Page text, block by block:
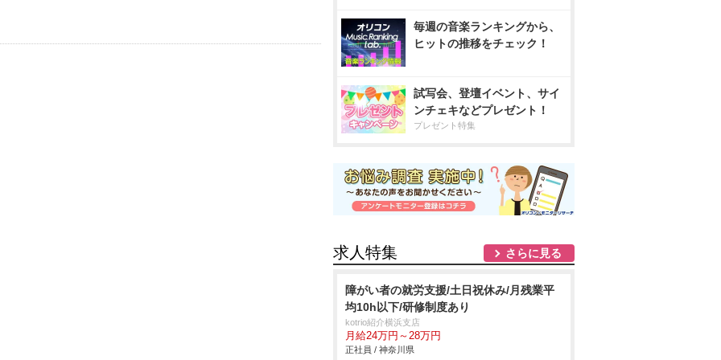
毎週の音楽ランキングから、
ヒットの推移をチェック！
試写会、登壇イベント、サイ
ンチェキなどプレゼント！
プレゼント特集
求人特集 さらに見る
障がい者の就労支援/土日祝休み/月残業平
均10h以下/研修制度あり
kotrio紹介横浜支店
月給24万円～28万円
正社員 / 神奈川県